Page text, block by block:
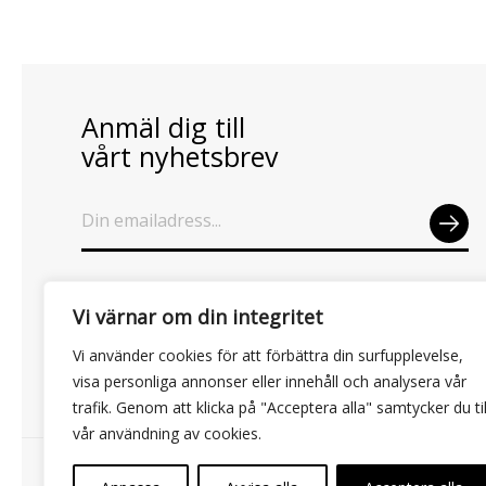
Vi värnar om din integritet
Vi använder cookies för att förbättra din surfupplevelse,
visa personliga annonser eller innehåll och analysera vår
trafik. Genom att klicka på "Acceptera alla" samtycker du
vår användning av cookies.
Anmäl dig till
vårt nyhetsbrev
SEN
D